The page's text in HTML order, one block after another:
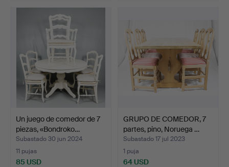
Un juego de comedor de 7
piezas, «Bondroko…
Subastado 30 jun 2024
11 pujas
85 USD
GRUPO DE COMEDOR, 7
partes, pino, Noruega …
Subastado 17 jul 2023
1 puja
64 USD